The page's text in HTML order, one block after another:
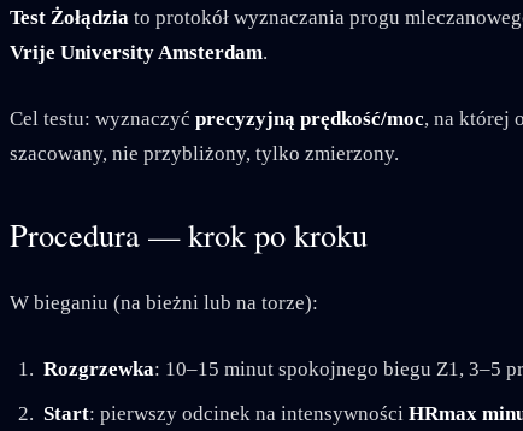
Test Żołądzia to protokół wyznaczania progu
Vrije University Amsterdam.
Cel testu: wyznaczyć precyzyjną prędkość/moc, na której
szacowany, nie przybliżony, tylko zmierzony.
Procedura — krok po kroku
W bieganiu (na bieżni lub na torze):
Rozgrzewka: 10–15 minut spokojnego biegu Z1, 3–5
Start: pierwszy odcinek na intensywności HRmax